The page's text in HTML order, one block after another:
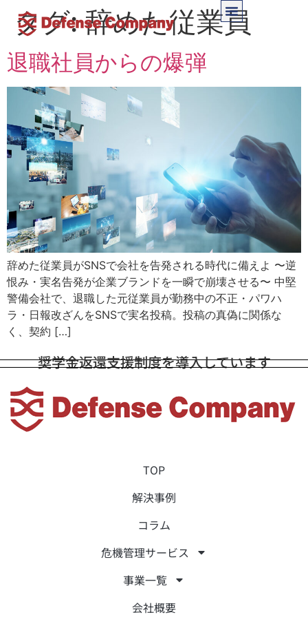
タグ:辞めた従業員
退職社員からの爆弾
辞めた従業員がSNSで会社を告発される時代に備えよ 〜逆
恨み・実名告発が企業ブランドを一瞬で崩壊させる〜 中堅
警備会社で、退職した元従業員が勤務中の不正・パワハ
ラ・日報改ざんをSNSで実名投稿。投稿の真偽に関係な
く、契約 […]
奨学金返還支援制度を導入しています
TOP
解決事例
コラム
危機管理サービス
事業一覧
会社概要